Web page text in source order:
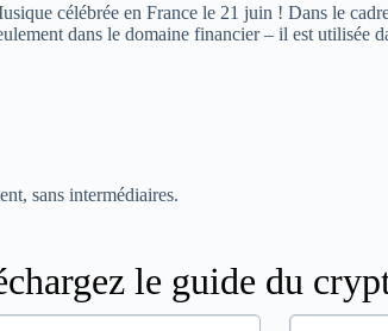
célébrée en France le 21 juin ! Dans le
dans le domaine financier – il est utilisée
sans intermédiaires.